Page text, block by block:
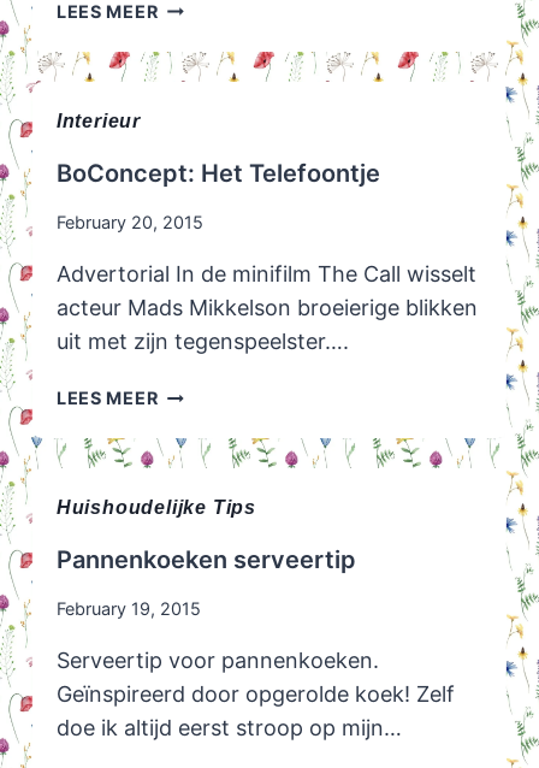
LEES MEER9
OM
HALEN
TE
Interieur
BoConcept: Het Telefoontje
February 20, 2015
Advertorial In de minifilm The Call wisselt
acteur Mads Mikkelson broeierige blikken
uit met zijn tegenspeelster….
LEES MEERBOCONCEPT:
TELEFOONTJE
Huishoudelijke Tips
Pannenkoeken serveertip
February 19, 2015
Serveertip voor pannenkoeken.
Geïnspireerd door opgerolde koek! Zelf
doe ik altijd eerst stroop op mijn…